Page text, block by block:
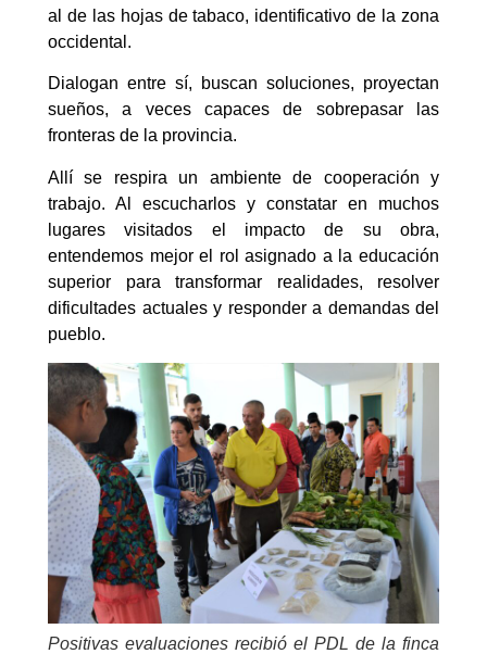
al de las hojas de tabaco, identificativo de la zona
occidental.
Dialogan entre sí, buscan soluciones, proyectan
sueños, a veces capaces de sobrepasar las
fronteras de la provincia.
Allí se respira un ambiente de cooperación y
trabajo. Al escucharlos y constatar en muchos
lugares visitados el impacto de su obra,
entendemos mejor el rol asignado a la educación
superior para transformar realidades, resolver
dificultades actuales y responder a demandas del
pueblo.
Positivas evaluaciones recibió el PDL de la finca